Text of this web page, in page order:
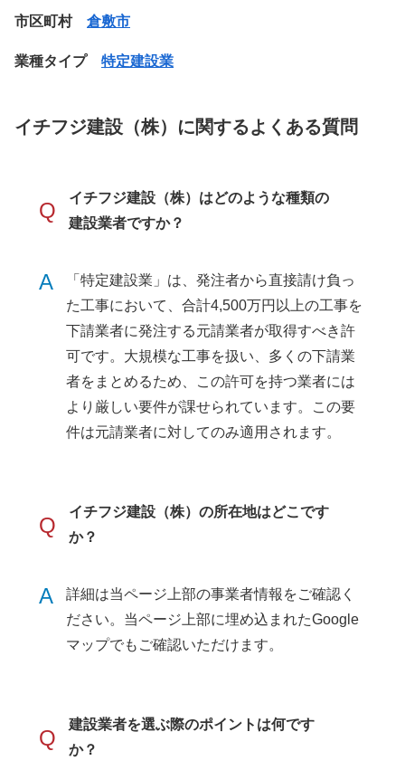
市区町村 倉敷市
業種タイプ 特定建設業
イチフジ建設（株）に関するよくある質問
Q
イチフジ建設（株）はどのような種類の
建設業者ですか？
A
「特定建設業」は、発注者から直接請け負っ
た工事において、合計4,500万円以上の工事を
下請業者に発注する元請業者が取得すべき許
可です。大規模な工事を扱い、多くの下請業
者をまとめるため、この許可を持つ業者には
より厳しい要件が課せられています。この要
件は元請業者に対してのみ適用されます。
Q
イチフジ建設（株）の所在地はどこです
か？
A
詳細は当ページ上部の事業者情報をご確認く
ださい。当ページ上部に埋め込まれたGoogle
マップでもご確認いただけます。
Q
建設業者を選ぶ際のポイントは何です
か？